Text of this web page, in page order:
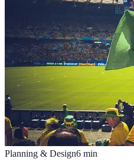
Planning & Design6 min